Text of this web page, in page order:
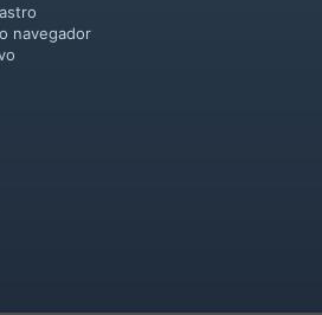
navegador